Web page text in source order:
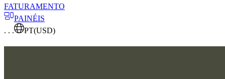
FATURAMENTO
PAINÉIS
. . .
PT(USD)